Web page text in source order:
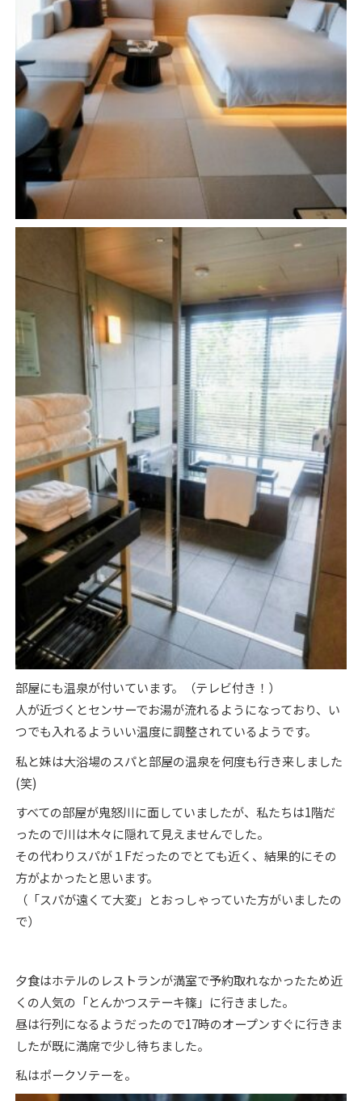
部屋にも温泉が付いています。（テレビ付き！）
人が近づくとセンサーでお湯が流れるようになっており、い
つでも入れるよういい温度に調整されているようです。
私と妹は大浴場のスパと部屋の温泉を何度も行き来しました
(笑)
すべての部屋が鬼怒川に面していましたが、私たちは1階だ
ったので川は木々に隠れて見えませんでした。
その代わりスパが１Fだったのでとても近く、結果的にその
方がよかったと思います。
（「スパが遠くて大変」とおっしゃっていた方がいましたの
で）
夕食はホテルのレストランが満室で予約取れなかったため近
くの人気の「とんかつステーキ篠」に行きました。
昼は行列になるようだったので17時のオープンすぐに行きま
したが既に満席で少し待ちました。
私はポークソテーを。